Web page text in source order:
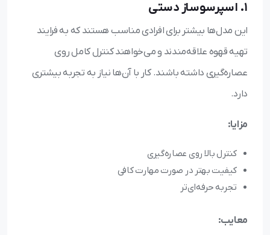
1. اسپرسوساز دستی
این مدل‌ها بیشتر برای افرادی مناسب هستند که به فرایند
تهیه قهوه علاقه‌مندند و می‌خواهند کنترل کامل روی
عصاره‌گیری داشته باشند. کار با آن‌ها نیاز به تجربه بیشتری
دارد.
مزایا:
کنترل بالا روی عصاره‌گیری
کیفیت بهتر در صورت مهارت کافی
تجربه حرفه‌ای‌تر
معایب: